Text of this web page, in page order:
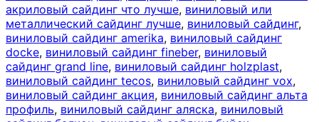
акриловый сайдинг что лучше, виниловый или
металлический сайдинг лучше, виниловый сайдинг,
виниловый сайдинг amerika, виниловый сайдинг
docke, виниловый сайдинг fineber, виниловый
сайдинг grand line, виниловый сайдинг holzplast,
виниловый сайдинг tecos, виниловый сайдинг vox,
виниловый сайдинг акция, виниловый сайдинг альта
профиль, виниловый сайдинг аляска, виниловый